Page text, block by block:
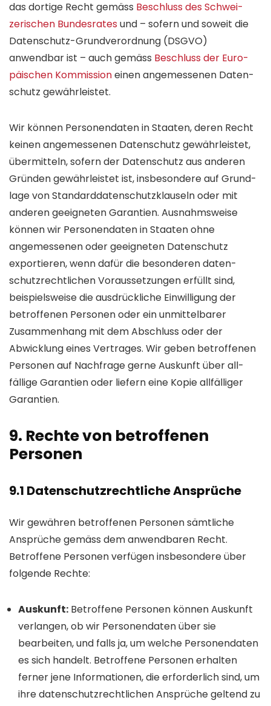
das dortige Recht gemäss Beschluss des Schwei­
zerischen Bundesrates und – sofern und soweit die
Daten­schutz-Grund­verordnung (DSGVO)
anwendbar ist – auch gemäss Beschluss der Euro­
päischen Kommissioneinen angemessenen Daten­
schutz gewährleistet.
Wir können Personen­daten in Staaten, deren Recht
keinen angemessenen Daten­schutz gewähr­leistet,
über­mitteln, sofern der Daten­schutz aus anderen
Gründen gewährleistet ist, insbesondere auf Grund­
lage von Standard­daten­schutzklauseln oder mit
anderen geeigneten Garantien. Ausnahms­weise
können wir Personen­daten in Staaten ohne
angemessenen oder geeigneten Daten­schutz
exportieren, wenn dafür die besonderen daten­
schutz­rechtlichen Voraus­setzungen erfüllt sind,
beispiels­weise die aus­drückliche Ein­willigung der
betroffenen Personen oder ein unmittelbarer
Zusammen­hang mit dem Abschluss oder der
Abwicklung eines Vertrages. Wir geben betroffenen
Personen auf Nachfrage gerne Aus­kunft über all­
fällige Garantien oder liefern eine Kopie all­fälliger
Garantien.
9. Rechte von betroffenen
Personen
9.1 Daten­schutz­rechtliche Ansprüche
Wir gewähren betroffenen Personen sämt­liche
Ansprüche gemäss dem anwendbaren Recht.
Betroffene Personen verfügen insbesondere über
folgende Rechte:
Auskunft: Betroffene Personen können Auskunft
verlangen, ob wir Personen­daten über sie
bearbeiten, und falls ja, um welche Personen­daten
es sich handelt. Betroffene Personen erhalten
ferner jene Infor­mationen, die erforder­lich sind, um
ihre daten­schutz­rechtlichen Ansprüche geltend zu